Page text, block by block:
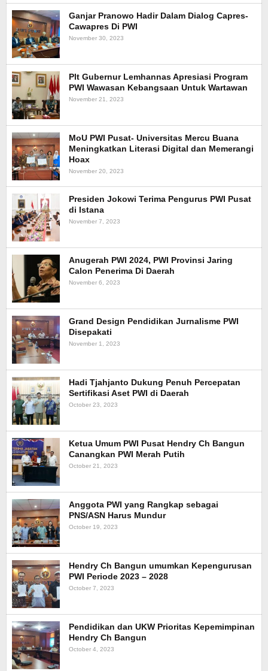
Ganjar Pranowo Hadir Dalam Dialog Capres-
Cawapres Di PWI
November 30, 2023
Plt Gubernur Lemhannas Apresiasi Program
PWI Wawasan Kebangsaan Untuk Wartawan
November 21, 2023
MoU PWI Pusat- Universitas Mercu Buana
Meningkatkan Literasi Digital dan Memerangi
Hoax
November 20, 2023
Presiden Jokowi Terima Pengurus PWI Pusat
di Istana
November 7, 2023
Anugerah PWI 2024, PWI Provinsi Jaring
Calon Penerima Di Daerah
November 6, 2023
Grand Design Pendidikan Jurnalisme PWI
Disepakati
November 1, 2023
Hadi Tjahjanto Dukung Penuh Percepatan
Sertifikasi Aset PWI di Daerah
October 23, 2023
Ketua Umum PWI Pusat Hendry Ch Bangun
Canangkan PWI Merah Putih
October 21, 2023
Anggota PWI yang Rangkap sebagai
PNS/ASN Harus Mundur
October 19, 2023
Hendry Ch Bangun umumkan Kepengurusan
PWI Periode 2023 – 2028
October 7, 2023
Pendidikan dan UKW Prioritas Kepemimpinan
Hendry Ch Bangun
October 4, 2023